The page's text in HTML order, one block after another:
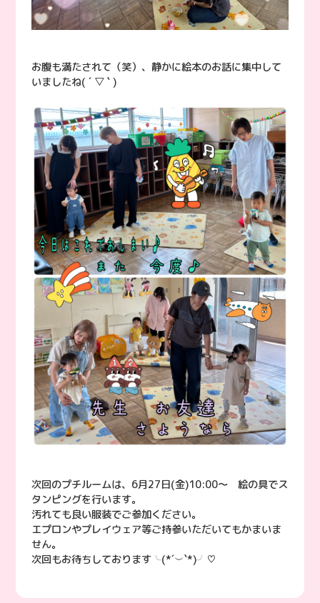
お腹も満たされて（笑）、静かに絵本のお話に集中して
いましたね( ´ ▽ ` )
次回のプチルームは、6月27日(金)10:00〜 絵の具でス
タンピングを行います。
汚れても良い服装でご参加ください。
エプロンやプレイウェア等ご持参いただいてもかまいま
せん。
次回もお待ちしております╰(*´︶`*)╯♡